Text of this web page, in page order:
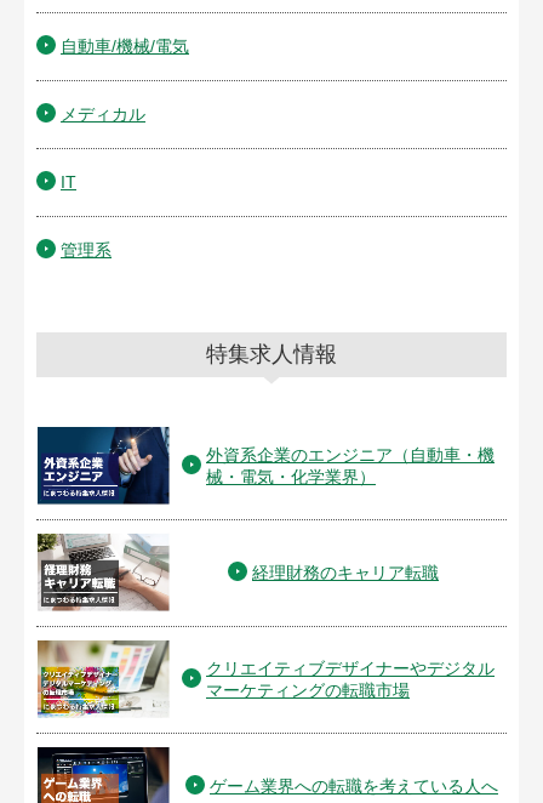
自動車/機械/電気
メディカル
IT
管理系
特集求人情報
外資系企業のエンジニア（自動車・機
械・電気・化学業界）
経理財務のキャリア転職
クリエイティブデザイナーやデジタル
マーケティングの転職市場
ゲーム業界への転職を考えている人へ